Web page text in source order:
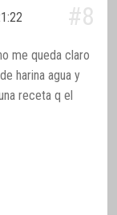
#8
me queda claro
harina agua y
receta q el